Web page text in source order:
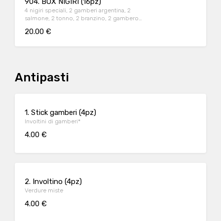
4 nigiri speciali, 2 gamberi argentina, 2
salmone, 2 tonno, 2 branzino, 2 gambero
20.00 €
Antipasti
1. Stick gamberi (4pz)
Involtini di gamberi*
4.00 €
2. Involtino (4pz)
Verdure miste
4.00 €